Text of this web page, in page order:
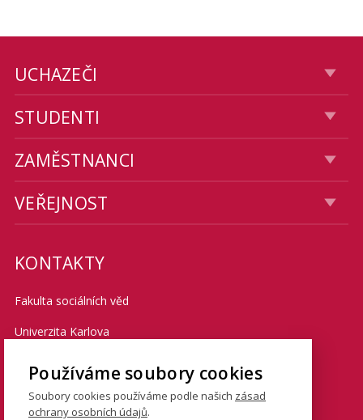
UCHAZEČI
STUDENTI
ZAMĚSTNANCI
VEŘEJNOST
KONTAKTY
Fakulta sociálních věd
Univerzita Karlova
Praha 1 110 01
Používáme soubory cookies
Soubory cookies používáme podle našich zásad
ochrany osobních údajů.